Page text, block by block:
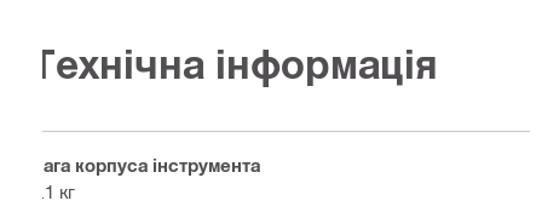
Технічна інформація
Вага корпуса інструмента
1.1 кг